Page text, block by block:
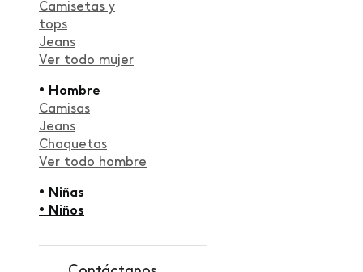
Camisetas y
tops
Jeans
Ver todo mujer
• Hombre
Camisas
Jeans
Chaquetas
Ver todo hombre
• Niñas
• Niños